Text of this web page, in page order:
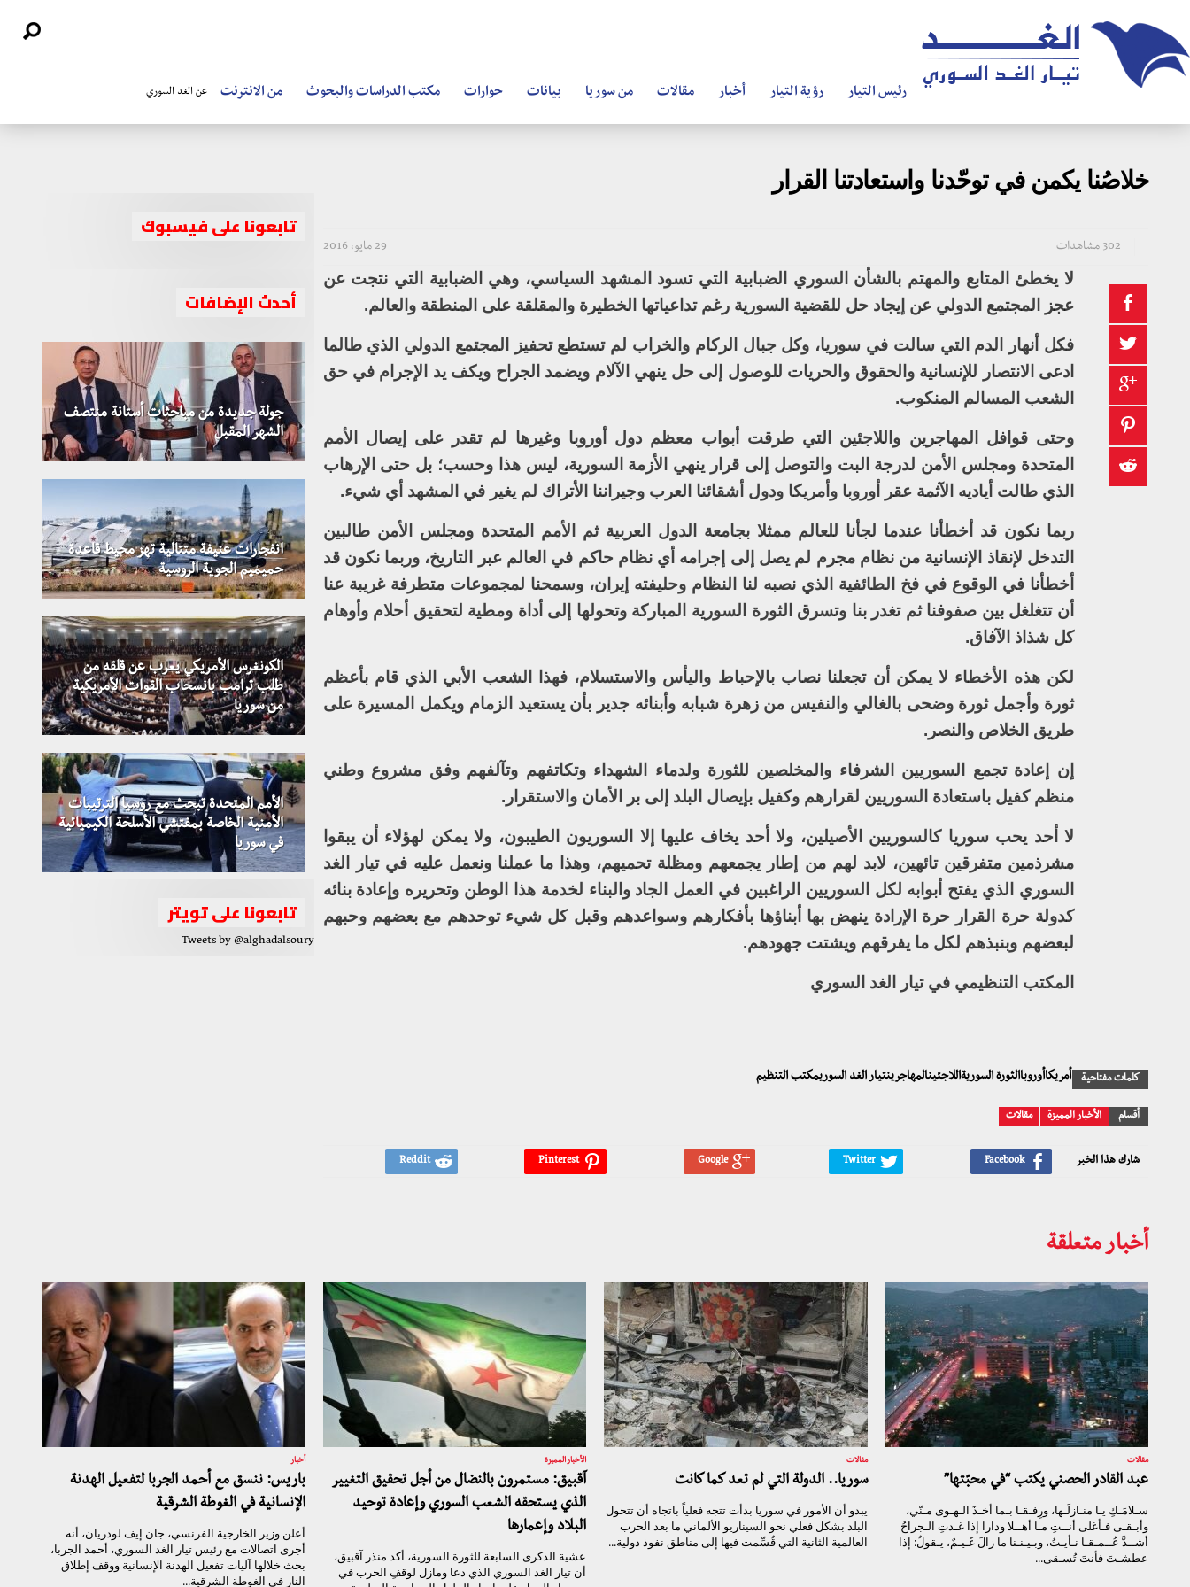
رئيس التيار رؤية التيار أخبار مقالات من سوريا بيانات حوارات مكتب الدراسات والبحوث من الانترنت عن الغد السوري
خلاصُنا يكمن في توحّدنا واستعادتنا القرار
29 مايو، 2016 302 مشاهدات
لا يخطئ المتابع والمهتم بالشأن السوري الضبابية التي تسود المشهد السياسي، وهي الضبابية التي نتجت عن
عجز المجتمع الدولي عن إيجاد حل للقضية السورية رغم تداعياتها الخطيرة والمقلقة على المنطقة والعالم.
فكل أنهار الدم التي سالت في سوريا، وكل جبال الركام والخراب لم تستطع تحفيز المجتمع الدولي الذي طالما
ادعى الانتصار للإنسانية والحقوق والحريات للوصول إلى حل ينهي الآلام ويضمد الجراح ويكف يد الإجرام في حق
الشعب المسالم المنكوب.
وحتى قوافل المهاجرين واللاجئين التي طرقت أبواب معظم دول أوروبا وغيرها لم تقدر على إيصال الأمم
المتحدة ومجلس الأمن لدرجة البت والتوصل إلى قرار ينهي الأزمة السورية، ليس هذا وحسب؛ بل حتى الإرهاب
الذي طالت أياديه الآثمة عقر أوروبا وأمريكا ودول أشقائنا العرب وجيراننا الأتراك لم يغير في المشهد أي شيء.
ربما نكون قد أخطأنا عندما لجأنا للعالم ممثلا بجامعة الدول العربية ثم الأمم المتحدة ومجلس الأمن طالبين
التدخل لإنقاذ الإنسانية من نظام مجرم لم يصل إلى إجرامه أي نظام حاكم في العالم عبر التاريخ، وربما نكون قد
أخطأنا في الوقوع في فخ الطائفية الذي نصبه لنا النظام وحليفته إيران، وسمحنا لمجموعات متطرفة غريبة عنا
أن تتغلغل بين صفوفنا ثم تغدر بنا وتسرق الثورة السورية المباركة وتحولها إلى أداة ومطية لتحقيق أحلام وأوهام
كل شذاذ الآفاق.
لكن هذه الأخطاء لا يمكن أن تجعلنا نصاب بالإحباط واليأس والاستسلام، فهذا الشعب الأبي الذي قام بأعظم
ثورة وأجمل ثورة وضحى بالغالي والنفيس من زهرة شبابه وأبنائه جدير بأن يستعيد الزمام ويكمل المسيرة على
طريق الخلاص والنصر.
إن إعادة تجمع السوريين الشرفاء والمخلصين للثورة ولدماء الشهداء وتكاتفهم وتآلفهم وفق مشروع وطني
منظم كفيل باستعادة السوريين لقرارهم وكفيل بإيصال البلد إلى بر الأمان والاستقرار.
لا أحد يحب سوريا كالسوريين الأصيلين، ولا أحد يخاف عليها إلا السوريون الطيبون، ولا يمكن لهؤلاء أن يبقوا
مشرذمين متفرقين تائهين، لابد لهم من إطار يجمعهم ومظلة تحميهم، وهذا ما عملنا ونعمل عليه في تيار الغد
السوري الذي يفتح أبوابه لكل السوريين الراغبين في العمل الجاد والبناء لخدمة هذا الوطن وتحريره وإعادة بنائه
كدولة حرة القرار حرة الإرادة ينهض بها أبناؤها بأفكارهم وسواعدهم وقبل كل شيء توحدهم مع بعضهم وحبهم
لبعضهم وبنبذهم لكل ما يفرقهم ويشتت جهودهم.
المكتب التنظيمي في تيار الغد السوري
كلمات مفتاحية أمريكاأوروباالثورة السوريةاللاجئينالمهاجرينتيار الغد السوريمكتب التنظيم
أقسام الأخبار المميزة مقالات
شارك هذا الخبر
تابعونا على فيسبوك
أحدث الإضافات
جولة جديدة من مباحثات أستانة منتصف
الشهر المقبل
انفجارات عنيفة متتالية تهز محيط قاعدة
حميميم الجوية الروسية
الكونغرس الأمريكي يعرب عن قلقه من
طلب ترامب بانسحاب القوات الأمريكية
من سوريا
الأمم المتحدة تبحث مع روسيا الترتيبات
الأمنية الخاصة بمفتشي الأسلحة الكيميائية
في سوريا
تابعونا على تويتر
Tweets by @alghadalsoury
أخبار متعلقة
مقالات
عبد القادر الحصني يكتب “في محبّتها”
سـلامَـكِ يـا منـازلَـها، ورِفـقـا بـما أخـذَ الـهـوى مـنّي،
وأبـقـى فـأغلى أنــتِ مـا أهــلا ودارا إذا غـدتِ الـجراحُ
أشــدَّ عُــمـقـا نـأيـتُ، وبـيـنـنا ما زالَ غَـيـمٌ، يـقولُ: إذا
عطشـتَ فأنتَ تُسـقى...
مقالات
سوريا.. الدولة التي لم تعد كما كانت
يبدو أن الأمور في سوريا بدأت تتجه فعلياً باتجاه أن تتحول
البلد بشكل فعلي نحو السيناريو الألماني ما بعد الحرب
العالمية الثانية التي قُسِّمت فيها إلى مناطق نفوذ دولية...
الأخبار المميزة
آقبيق: مستمرون بالنضال من أجل تحقيق التغيير
الذي يستحقه الشعب السوري وإعادة توحيد
البلاد وإعمارها
عشية الذكرى السابعة للثورة السورية، أكد منذر آقبيق،
أن تيار الغد السوري الذي دعا ومازل لوقفِ الحرب في
أخبار
باريس: ننسق مع أحمد الجربا لتفعيل الهدنة
الإنسانية في الغوطة الشرقية
أعلن وزير الخارجية الفرنسي، جان إيف لودريان، أنه
أجرى اتصالات مع رئيس تيار الغد السوري، أحمد الجربا،
بحث خلالها آليات تفعيل الهدنة الإنسانية ووقف إطلاق
النار في الغوطة الشرقية...